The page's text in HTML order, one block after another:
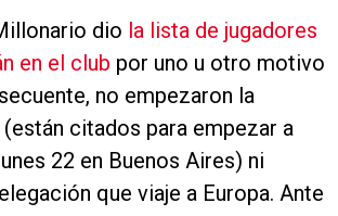
dio la lista de jugadores
en el club por uno u otro motivo
no empezaron la
citados para empezar a
22 en Buenos Aires) ni
que viaje a Europa. Ante